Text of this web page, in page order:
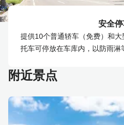
安全
提供10个普通轿车（免费）和
托车可停放在车库内，以防雨淋
附近景点